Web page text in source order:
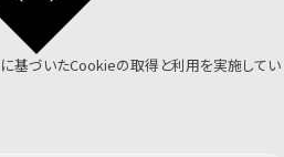
に基づいたCookieの取得と利用を実施してい